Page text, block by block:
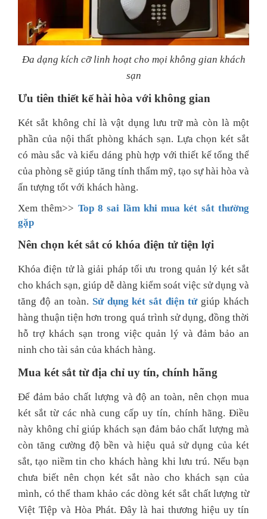
Đa dạng kích cỡ linh hoạt cho mọi không gian khách
sạn
Ưu tiên thiết kế hài hòa với không gian
Két sắt không chỉ là vật dụng lưu trữ mà còn là một
phần của nội thất phòng khách sạn. Lựa chọn két sắt
có màu sắc và kiểu dáng phù hợp với thiết kế tổng thể
của phòng sẽ giúp tăng tính thẩm mỹ, tạo sự hài hòa và
ấn tượng tốt với khách hàng.
Xem thêm>> Top 8 sai lầm khi mua két sắt thường
gặp
Nên chọn két sắt có khóa điện tử tiện lợi
Khóa điện tử là giải pháp tối ưu trong quản lý két sắt
cho khách sạn, giúp dễ dàng kiểm soát việc sử dụng và
tăng độ an toàn. Sử dụng két sắt điện tửgiúp khách
hàng thuận tiện hơn trong quá trình sử dụng, đồng thời
hỗ trợ khách sạn trong việc quản lý và đảm bảo an
ninh cho tài sản của khách hàng.
Mua két sắt từ địa chỉ uy tín, chính hãng
Để đảm bảo chất lượng và độ an toàn, nên chọn mua
két sắt từ các nhà cung cấp uy tín, chính hãng. Điều
này không chỉ giúp khách sạn đảm bảo chất lượng mà
còn tăng cường độ bền và hiệu quả sử dụng của két
sắt, tạo niềm tin cho khách hàng khi lưu trú. Nếu bạn
chưa biết nên chọn két sắt nào cho khách sạn của
mình, có thể tham khảo các dòng két sắt chất lượng từ
Việt Tiệp và Hòa Phát. Đây là hai thương hiệu uy tín